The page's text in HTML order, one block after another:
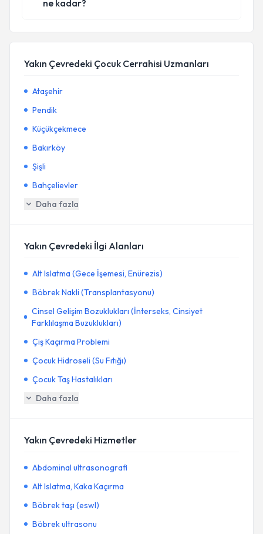
ne kadar?
Yakın Çevredeki Çocuk Cerrahisi Uzmanları
Ataşehir
Pendik
Küçükçekmece
Bakırköy
Şişli
Bahçelievler
Daha fazla
Yakın Çevredeki İlgi Alanları
Alt Islatma (Gece İşemesi, Enürezis)
Böbrek Nakli (Transplantasyonu)
Cinsel Gelişim Bozuklukları (İnterseks, Cinsiyet
Farklılaşma Buzuklukları)
Çiş Kaçırma Problemi
Çocuk Hidroseli (Su Fıtığı)
Çocuk Taş Hastalıkları
Daha fazla
Yakın Çevredeki Hizmetler
Abdominal ultrasonografi
Alt Islatma, Kaka Kaçırma
Böbrek taşı (eswl)
Böbrek ultrasonu